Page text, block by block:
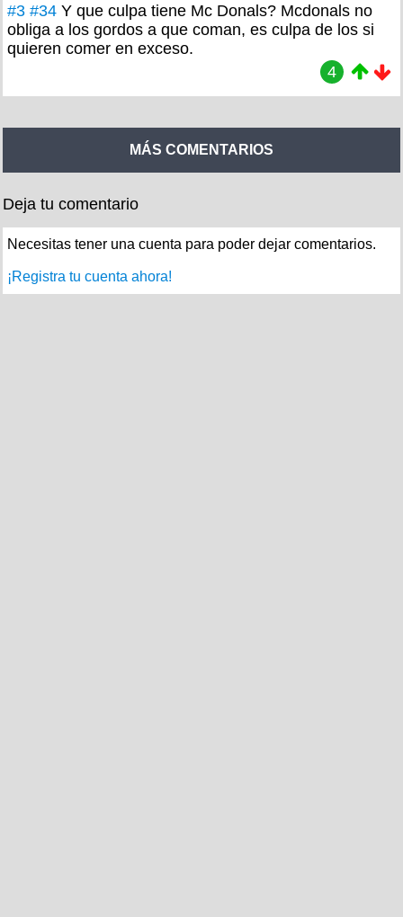
#3 #34 Y que culpa tiene Mc Donals? Mcdonals no
obliga a los gordos a que coman, es culpa de los si
quieren comer en exceso.
4
MÁS COMENTARIOS
Deja tu comentario
Necesitas tener una cuenta para poder dejar comentarios.
¡Registra tu cuenta ahora!